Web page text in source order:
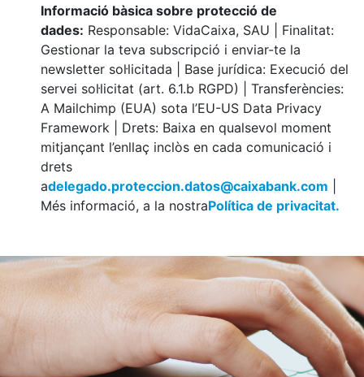
Informació bàsica sobre protecció de
dades: Responsable: VidaCaixa, SAU | Finalitat:
Gestionar la teva subscripció i enviar-te la
newsletter sol·licitada | Base jurídica: Execució del
servei sol·licitat (art. 6.1.b RGPD) | Transferències:
A Mailchimp (EUA) sota l’EU-US Data Privacy
Framework | Drets: Baixa en qualsevol moment
mitjançant l’enllaç inclòs en cada comunicació i
drets
adelegado.proteccion.datos@caixabank.com
Més informació, a la nostraPolítica de privacitat.